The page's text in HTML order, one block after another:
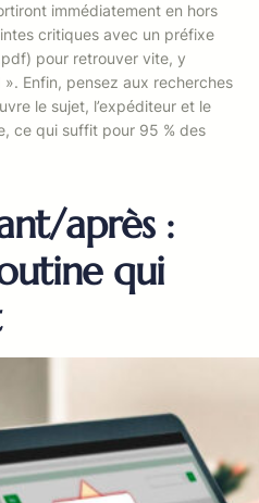
immédiatement en hors
critiques avec un préfixe
pour retrouver vite, y
Enfin, pensez aux recherches
le sujet, l’expéditeur et le
ce qui suffit pour 95 % des
après :
qui